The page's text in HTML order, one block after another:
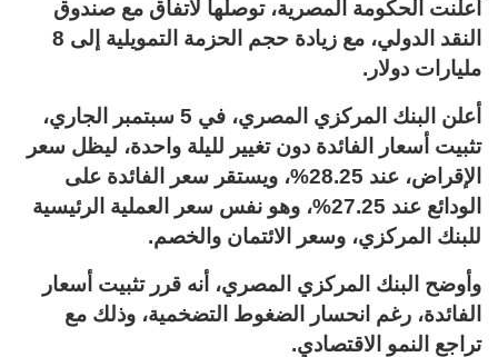
أعلنت الحكومة المصرية، توصلها لاتفاق مع صندوق
النقد الدولي، مع زيادة حجم الحزمة التمويلية إلى 8
مليارات دولار.
أعلن البنك المركزي المصري، في 5 سبتمبر الجاري،
تثبيت أسعار الفائدة دون تغيير لليلة واحدة، ليظل سعر
الإقراض، عند 28.25%، ويستقر سعر الفائدة على
الودائع عند 27.25%، وهو نفس سعر العملية الرئيسية
للبنك المركزي، وسعر الائتمان والخصم.
وأوضح البنك المركزي المصري، أنه قرر تثبيت أسعار
الفائدة، رغم انحسار الضغوط التضخمية، وذلك مع
تراجع النمو الاقتصادي.